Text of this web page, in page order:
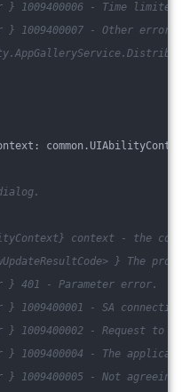
1009400006 - Time limited.
1009400007 - Other error.
common.UIAbilityContext
context - the
} The
401 - Parameter error.
1009400001 - SA
1009400002 - Request to
1009400004 - The
1009400005 - Not agreeing